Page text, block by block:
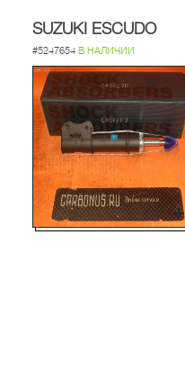
SUZUKI ESCUDO
#5247654 В НАЛИЧИИ